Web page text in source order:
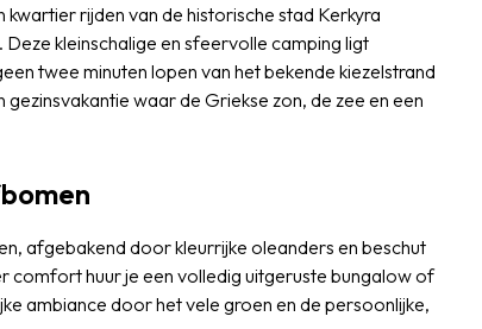
kwartier rijden van de historische stad Kerkyra
kleinschalige en sfeervolle camping ligt
twee minuten lopen van het bekende kiezelstrand
waar de Griekse zon, de zee en een
afgebakend door kleurrijke oleanders en beschut
comfort huur je een volledig uitgeruste bungalow of
ambiance door het vele groen en de persoonlijke,